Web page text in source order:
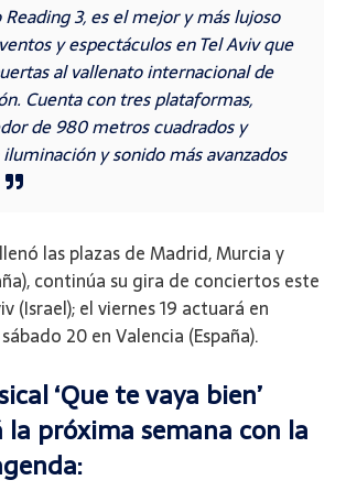
3, es el mejor y más lujoso
y espectáculos en Tel Aviv que
al vallenato internacional de
Cuenta con tres plataformas,
de 980 metros cuadrados y
y sonido más avanzados
las plazas de Madrid, Murcia y
continúa su gira de conciertos este
(Israel); el viernes 19 actuará en
20 en Valencia (España).
‘Que te vaya bien’
próxima semana con la